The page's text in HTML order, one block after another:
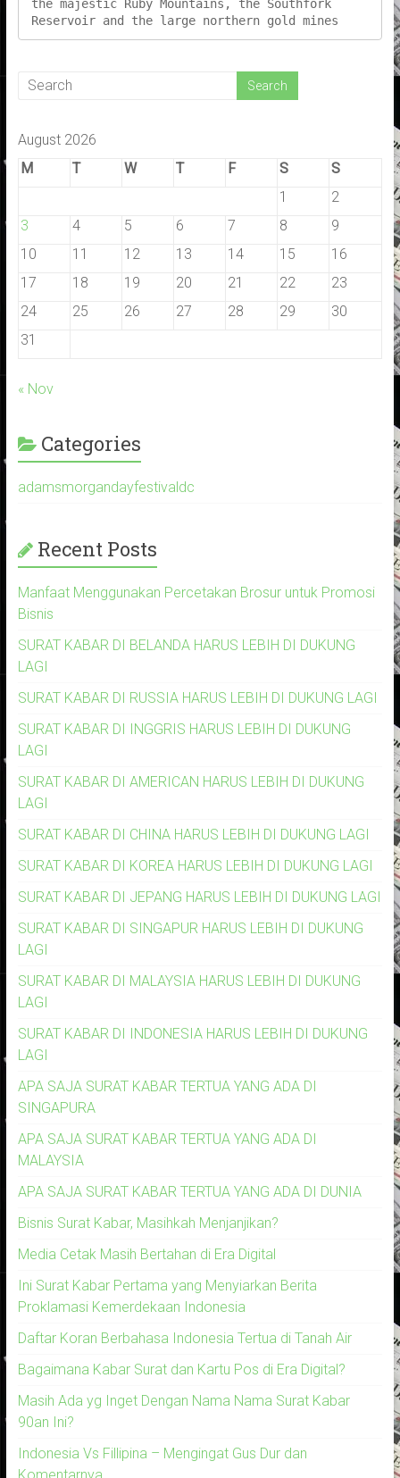
the majestic Ruby Mountains, the Southfork
Reservoir and the large northern gold mines
August 2026
M
T W T F S
S
1
2
3
4 5 6 7 8
9
10
11 12 13 14 15
16
17
18 19 20 21 22
23
24
25 26 27 28 29
30
31
« Nov
Categories
adamsmorgandayfestivaldc
Recent Posts
Manfaat Menggunakan Percetakan Brosur untuk Promosi
Bisnis
SURAT KABAR DI BELANDA HARUS LEBIH DI DUKUNG
LAGI
SURAT KABAR DI RUSSIA HARUS LEBIH DI DUKUNG LAGI
SURAT KABAR DI INGGRIS HARUS LEBIH DI DUKUNG
LAGI
SURAT KABAR DI AMERICAN HARUS LEBIH DI DUKUNG
LAGI
SURAT KABAR DI CHINA HARUS LEBIH DI DUKUNG LAGI
SURAT KABAR DI KOREA HARUS LEBIH DI DUKUNG LAGI
SURAT KABAR DI JEPANG HARUS LEBIH DI DUKUNG LAGI
SURAT KABAR DI SINGAPUR HARUS LEBIH DI DUKUNG
LAGI
SURAT KABAR DI MALAYSIA HARUS LEBIH DI DUKUNG
LAGI
SURAT KABAR DI INDONESIA HARUS LEBIH DI DUKUNG
LAGI
APA SAJA SURAT KABAR TERTUA YANG ADA DI
SINGAPURA
APA SAJA SURAT KABAR TERTUA YANG ADA DI
MALAYSIA
APA SAJA SURAT KABAR TERTUA YANG ADA DI DUNIA
Bisnis Surat Kabar, Masihkah Menjanjikan?
Media Cetak Masih Bertahan di Era Digital
Ini Surat Kabar Pertama yang Menyiarkan Berita
Proklamasi Kemerdekaan Indonesia
Daftar Koran Berbahasa Indonesia Tertua di Tanah Air
Bagaimana Kabar Surat dan Kartu Pos di Era Digital?
Masih Ada yg Inget Dengan Nama Nama Surat Kabar
90an Ini?
Indonesia Vs Fillipina – Mengingat Gus Dur dan